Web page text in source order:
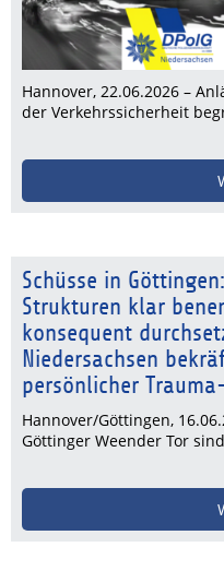
Hannover, 22.06.2026 –
der Verkehrssicherheit
Schüsse in
Strukturen klar
konsequent
Niedersachsen
persönlicher
Hannover/Göttingen,
Göttinger Weender Tor